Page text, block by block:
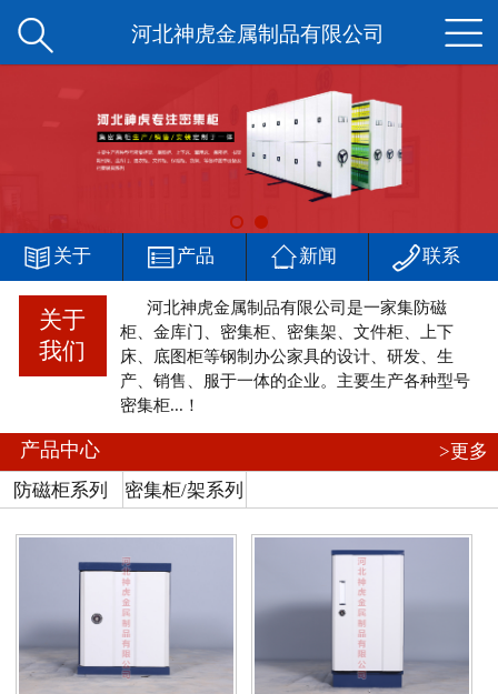
网站首页
产品中心
新闻中心
客户案例
厂区一角
在线留言
河北神虎金属制品有限公司 

 关于  产品 新闻 联系
关于
我们
河北神虎金属制品有限公司是一家集防磁
柜、金库门、密集柜、密集架、文件柜、上下
床、底图柜等钢制办公家具的设计、研发、生
产、销售、服于一体的企业。主要生产各种型号
密集柜...！
产品中心
>更多
防磁柜系列
密集柜/架系列